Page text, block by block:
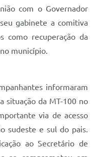
com o Governador
gabinete a comitiva
como recuperação da
município.
informaram
situação da MT-100 no
via de acesso
sudeste e sul do pais.
ao Secretário de